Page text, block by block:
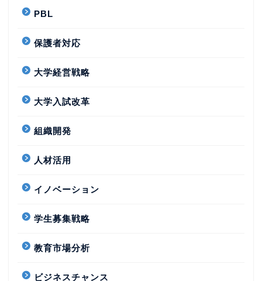
PBL
保護者対応
大学経営戦略
大学入試改革
組織開発
人材活用
イノベーション
学生募集戦略
教育市場分析
ビジネスチャンス